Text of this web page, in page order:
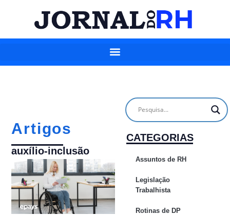
Artigos
auxílio-inclusão
CATEGORIAS
Assuntos de RH
Legislação
Trabalhista
Rotinas de DP